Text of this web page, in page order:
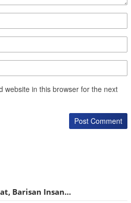
website in this browser for the next
Barisan Insan…